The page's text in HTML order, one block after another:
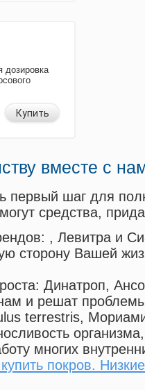
дозировка
Купить
вместе с
первый шаг для
средства,
, Левитра и
сторону Вашей
: Динатроп,
и решат
terrestris,
многих
покров.